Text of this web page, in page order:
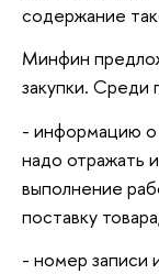
содержание
Минфин
закупки. Среди
- информацию о
надо отражать
выполнение
поставку
- номер записи